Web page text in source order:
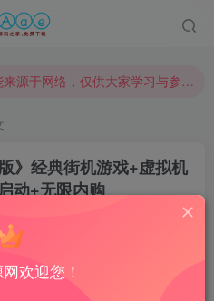
详情点击此条公告。
本网站的文章部分内容可能来源于网络，仅供大家学习与参考，如有侵权，请联系站长QQ466107887进行删除处理。
》经典街机游戏+虚拟机
动+无限内购
欢迎您！